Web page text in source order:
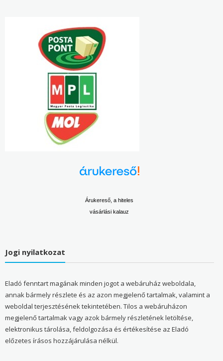
Árukereső, a hiteles
vásárlási kalauz
Jogi nyilatkozat
Eladó fenntart magának minden jogot a webáruház weboldala,
annak bármely részlete és az azon megjelenő tartalmak, valamint a
weboldal terjesztésének tekintetében. Tilos a webáruházon
megjelenő tartalmak vagy azok bármely részletének letöltése,
elektronikus tárolása, feldolgozása és értékesítése az Eladó
előzetes írásos hozzájárulása nélkül.